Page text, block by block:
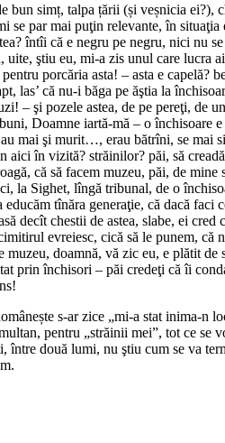
bun simț, talpa țării (și veșnicia
se par mai puţin relevante, în
întîi că e negru pe negru, nici nu
ştiu eu, mi-a zis unul care lucra
porcăria asta! – asta e capelă?
că nu-i băga pe ăştia la
– şi pozele astea, de pe pereţi, de
Doamne iartă-mă – o închisoare
mai şi murit…, erau bătrîni, se
în vizită? străinilor? păi, să
că să facem muzeu, păi, de
la Sighet, lîngă tribunal, de o
tînăra generaţie, că dacă
decît chestii de astea, slabe, ei
evreiesc, cică să le punem, că
doamnă, vă zic eu, e plătit
prin închisori – păi credeţi că îi
s-ar zice „mi-a stat inima-n
pentru „străinii mei”, tot ce
două lumi, nu ştiu cum se va